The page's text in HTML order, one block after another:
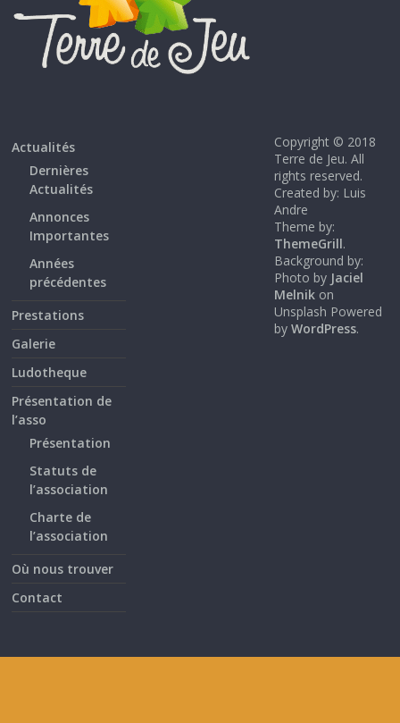
Actualités
Dernières
Actualités
Annonces
Importantes
Années
précédentes
Prestations
Galerie
Ludotheque
Présentation de
l’asso
Présentation
Statuts de
l’association
Charte de
l’association
Où nous trouver
Contact
Copyright © 2018
Terre de Jeu. All
rights reserved.
Created by: Luis
Andre
Theme by:
ThemeGrill.
Background by:
Photo by Jaciel
Melnikon
Unsplash Powered
by WordPress.